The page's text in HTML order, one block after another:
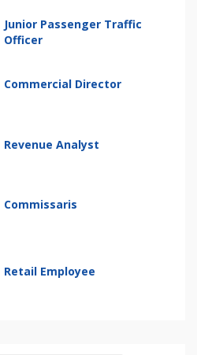
Junior Passenger Traffic
Officer
Commercial Director
Revenue Analyst
Commissaris
Retail Employee